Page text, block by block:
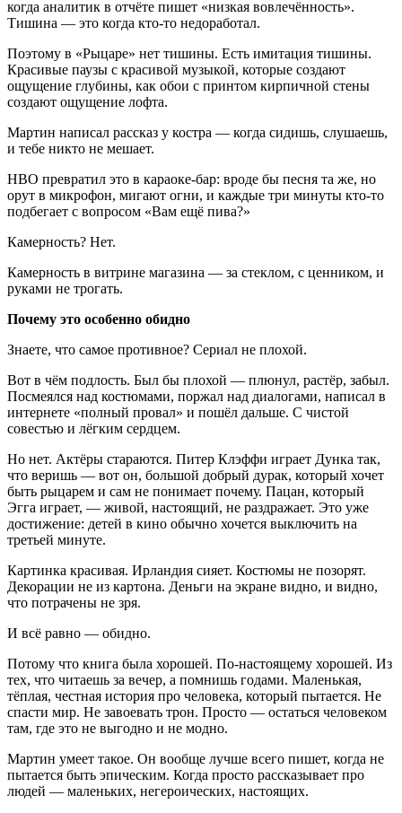
когда аналитик в отчёте пишет «низкая вовлечённость».
Тишина — это когда кто-то недоработал.
Поэтому в «Рыцаре» нет тишины. Есть имитация тишины.
Красивые паузы с красивой музыкой, которые создают
ощущение глубины, как обои с принтом кирпичной стены
создают ощущение лофта.
Мартин написал рассказ у костра — когда сидишь, слушаешь,
и тебе никто не мешает.
HBO превратил это в караоке-бар: вроде бы песня та же, но
орут в микрофон, мигают огни, и каждые три минуты кто-то
подбегает с вопросом «Вам ещё пива?»
Камерность? Нет.
Камерность в витрине магазина — за стеклом, с ценником, и
руками не трогать.
Почему это особенно обидно
Знаете, что самое противное? Сериал не плохой.
Вот в чём подлость. Был бы плохой — плюнул, растёр, забыл.
Посмеялся над костюмами, поржал над диалогами, написал в
интернете «полный провал» и пошёл дальше. С чистой
совестью и лёгким сердцем.
Но нет. Актёры стараются. Питер Клэффи играет Дунка так,
что веришь — вот он, большой добрый дурак, который хочет
быть рыцарем и сам не понимает почему. Пацан, который
Эгга играет, — живой, настоящий, не раздражает. Это уже
достижение: детей в кино обычно хочется выключить на
третьей минуте.
Картинка красивая. Ирландия сияет. Костюмы не позорят.
Декорации не из картона. Деньги на экране видно, и видно,
что потрачены не зря.
И всё равно — обидно.
Потому что книга была хорошей. По-настоящему хорошей. Из
тех, что читаешь за вечер, а помнишь годами. Маленькая,
тёплая, честная история про человека, который пытается. Не
спасти мир. Не завоевать трон. Просто — остаться человеком
там, где это не выгодно и не модно.
Мартин умеет такое. Он вообще лучше всего пишет, когда не
пытается быть эпическим. Когда просто рассказывает про
людей — маленьких, негероических, настоящих.